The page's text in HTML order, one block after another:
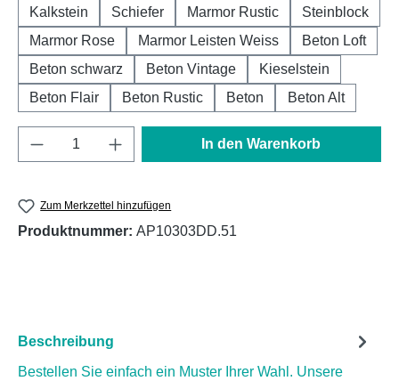
Kalkstein
Schiefer Marmor Rustic
Steinblock
Marmor Rose
Marmor Leisten Weiss
Beton Loft
Beton schwarz
Beton Vintage
Kieselstein
Beton Flair
Beton Rustic Beton Beton Alt
Produkt Anzahl: Gib den gewünschten
In den Warenkorb
Zum Merkzettel hinzufügen
Produktnummer: AP10303DD.51
Beschreibung
Bestellen Sie einfach ein Muster Ihrer Wahl. Unsere